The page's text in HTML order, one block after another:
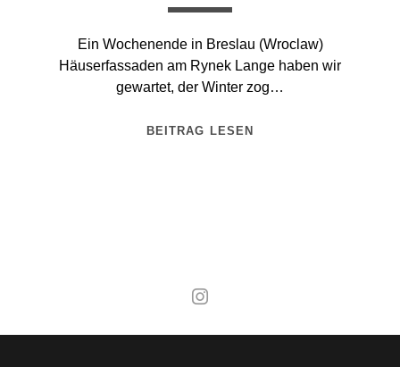
Ein Wochenende in Breslau (Wroclaw)
Häuserfassaden am Rynek Lange haben wir
gewartet, der Winter zog…
BEITRAG LESEN